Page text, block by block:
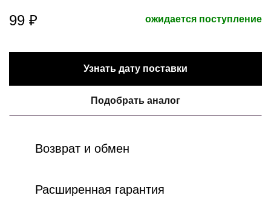
99 ₽ ожидается поступление
Узнать дату поставки
Подобрать аналог
Возврат и обмен
Расширенная гарантия